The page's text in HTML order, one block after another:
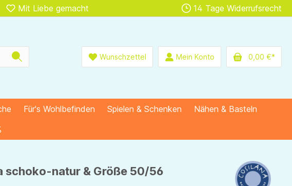
Mit Liebe gemacht 14 Tage Widerrufsrecht
Wunschzettel Mein Konto 0,00 €*
Für's Wohlbefinden Spielen & Schenken
Nähen & Basteln
schoko-natur & Größe 50/56